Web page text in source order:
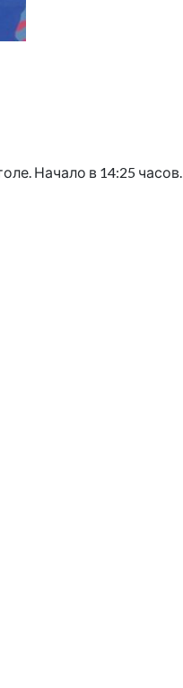
Начало в 14:25 часов.